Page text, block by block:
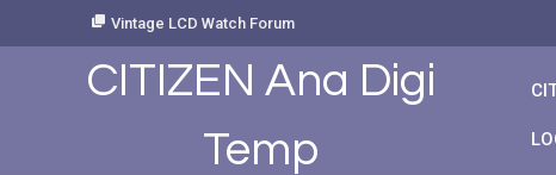
Vintage LCD Watch Forum
CITIZEN Ana Digi
Temp